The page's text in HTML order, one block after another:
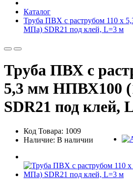
Каталог
Труба ПВХ с раструбом 110 х
МПа) SDR21 под клей, L=3 м
Труба ПВХ с
5,3 мм НПВХ100
SDR21 под клей,
Код Товара: 1009
Наличие: В наличии